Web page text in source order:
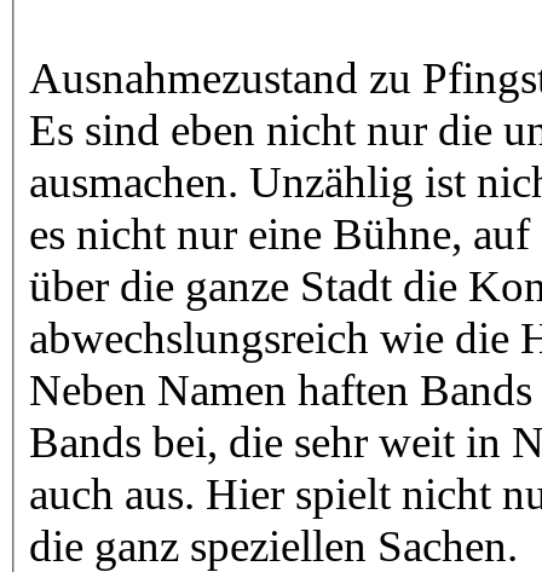
Ausnahmezustand zu
Es sind eben nicht nur die
ausmachen. Unzählig ist
es nicht nur eine Bühne,
über die ganze Stadt die
abwechslungsreich wie die
Neben Namen haften
Bands bei, die sehr weit in
auch aus. Hier spielt nicht
die ganz speziellen Sachen.